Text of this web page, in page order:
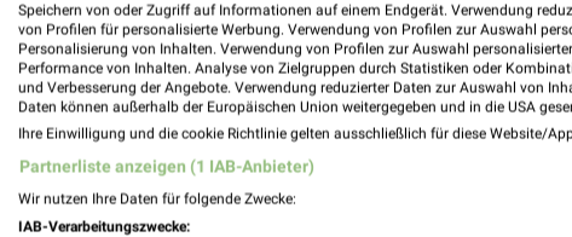
Tchibo Filiale mit Kaffee Bar Fulda
36037 Fulda
Speichern von oder Zugriff auf Informationen auf einem Endgerät. Verwendung
von Profilen für personalisierte Werbung. Verwendung von Profilen zur Auswahl
Personalisierung von Inhalten. Verwendung von Profilen zur Auswahl
Performance von Inhalten. Analyse von Zielgruppen durch Statistiken oder
und Verbesserung der Angebote. Verwendung reduzierter Daten zur Auswahl von
Daten können außerhalb der Europäischen Union weitergegeben und in die USA
Ihre Einwilligung und die cookie Richtlinie gelten ausschließlich für diese Website/
Partnerliste anzeigen (1 IAB-Anbieter)
Wir nutzen Ihre Daten für folgende Zwecke:
IAB-Verarbeitungszwecke: